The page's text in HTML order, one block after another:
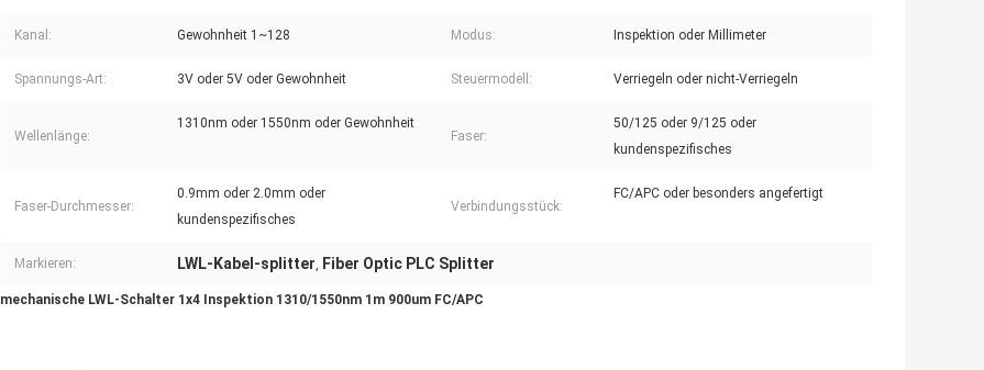
Kanal: Gewohnheit 1~128 Modus: Inspektion oder Millimeter
Spannungs-Art: 3V oder 5V oder Gewohnheit Steuermodell: Verriegeln oder nicht-Verriegeln
Wellenlänge:
1310nm oder 1550nm oder Gewohnheit
Faser:
50/125 oder 9/125 oder
kundenspezifisches
Faser-Durchmesser:
0.9mm oder 2.0mm oder
kundenspezifisches
Verbindungsstück:
FC/APC oder besonders angefertigt
Markieren: LWL-Kabel-splitter, Fiber Optic PLC Splitter
mechanische LWL-Schalter 1x4 Inspektion 1310/1550nm 1m 900um FC/APC